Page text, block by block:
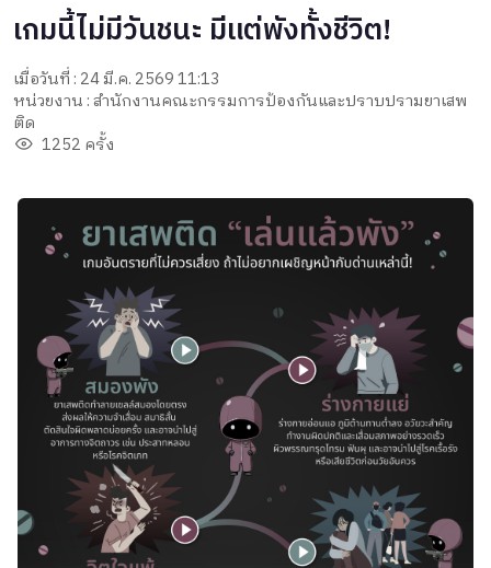
เกมนี้ไม่มีวันชนะ มีแต่พังทั้งชีวิต!
เมื่อวันที่ : 24 มี.ค. 2569 11:13
หน่วยงาน : สำนักงานคณะกรรมการป้องกันและปราบปรามยาเสพ
ติด
1252 ครั้ง